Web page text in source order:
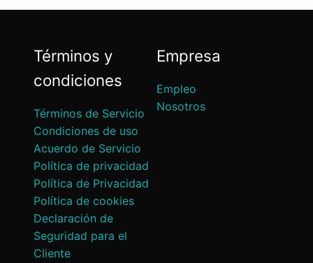
Términos y
condiciones
Términos de Servicio
Condiciones de uso
Acuerdo de Servicio
Política de privacidad
Política de Privacidad
Política de cookies
Declaración de
Seguridad para el
Cliente
Empresa
Empleo
Nosotros